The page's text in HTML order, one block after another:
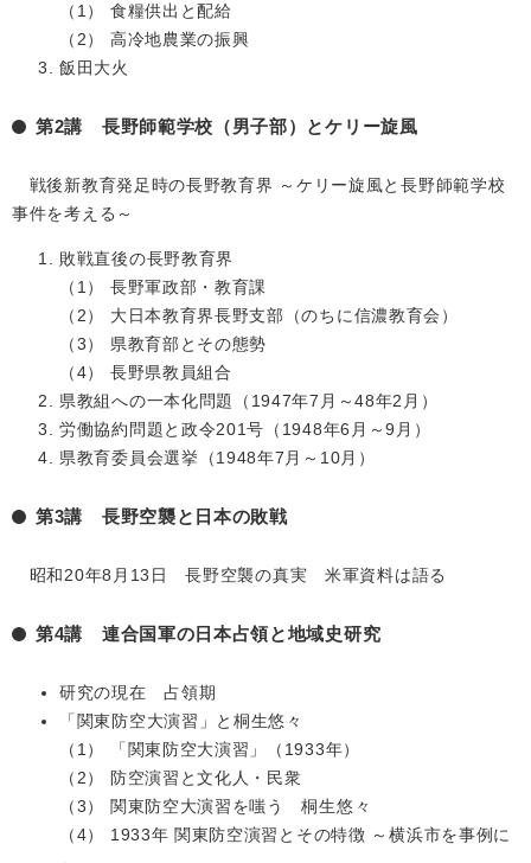
（1） 食糧供出と配給
（2） 高冷地農業の振興
飯田大火
第2講 長野師範学校（男子部）とケリー旋風
戦後新教育発足時の長野教育界 ～ケリー旋風と長野師範学校
事件を考える～
敗戦直後の長野教育界
（1） 長野軍政部・教育課
（2） 大日本教育界長野支部（のちに信濃教育会）
（3） 県教育部とその態勢
（4） 長野県教員組合
県教組への一本化問題（1947年7月～48年2月）
労働協約問題と政令201号（1948年6月～9月）
県教育委員会選挙（1948年7月～10月）
第3講 長野空襲と日本の敗戦
昭和20年8月13日 長野空襲の真実 米軍資料は語る
第4講 連合国軍の日本占領と地域史研究
研究の現在 占領期
「関東防空大演習」と桐生悠々
（1） 「関東防空大演習」（1933年）
（2） 防空演習と文化人・民衆
（3） 関東防空大演習を嗤う 桐生悠々
（4） 1933年 関東防空演習とその特徴 ～横浜市を事例に